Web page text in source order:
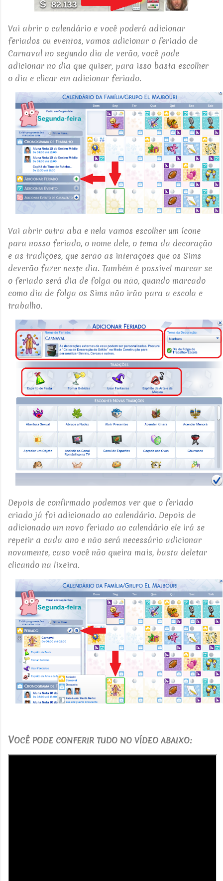
Vai abrir o calendário e você poderá adicionar
feriados ou eventos, vamos adicionar o feriado de
Carnaval no segundo dia de verão, você pode
adicionar no dia que quiser, para isso basta escolher
o dia e clicar em adicionar feriado.
Vai abrir outra aba e nela vamos escolher um ícone
para nosso feriado, o nome dele, o tema da decoração
e as tradições, que serão as interações que os Sims
deverão fazer neste dia. Também é possível marcar se
o feriado será dia de folga ou não, quando marcado
como dia de folga os Sims não irão para a escola e
trabalho.
Depois de confirmado podemos ver que o feriado
criado já foi adicionado ao calendário. Depois de
adicionado um novo feriado ao calendário ele irá se
repetir a cada ano e não será necessário adicionar
novamente, caso você não queira mais, basta deletar
clicando na lixeira.
VOCÊ PODE CONFERIR TUDO NO VÍDEO ABAIXO: